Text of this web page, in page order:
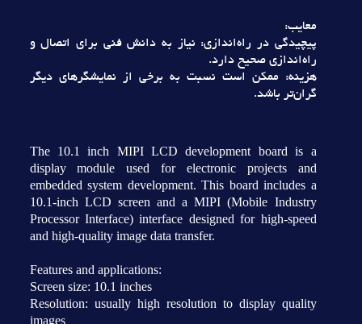
معايب:
پيچيدگي در راه‌اندازي: نياز به دانش فني براي اتصال و
راه‌اندازي صحيح دارد.
هزينه: ممکن است نسبت به برخي از نمايشگرهاي ديگر
گران‌تر باشد.
The 10.1 inch MIPI LCD development board is a
display module used for electronic projects and
embedded system development. This board includes a
10.1-inch LCD screen and a MIPI (Mobile Industry
Processor Interface) interface designed for high-speed
and high-quality image data transfer.
Features and applications:
Screen size: 10.1 inches
Resolution: usually high resolution to display quality
images